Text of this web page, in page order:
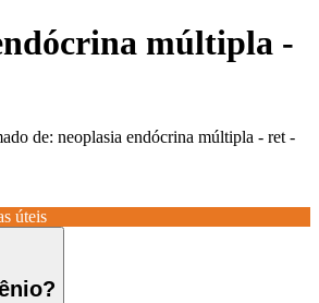
múltipla -
de: neoplasia endócrina múltipla - ret -
úteis